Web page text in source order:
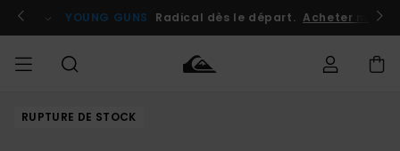
l'information
le
Se connecter / s'inscrire
YOUNG GUNS Radical dès le départ. Acheter
HOMME Vêtements
Vêtements
Shop
Surf
Snow
Outlet
Accéder à
RUPTURE DE STOCK